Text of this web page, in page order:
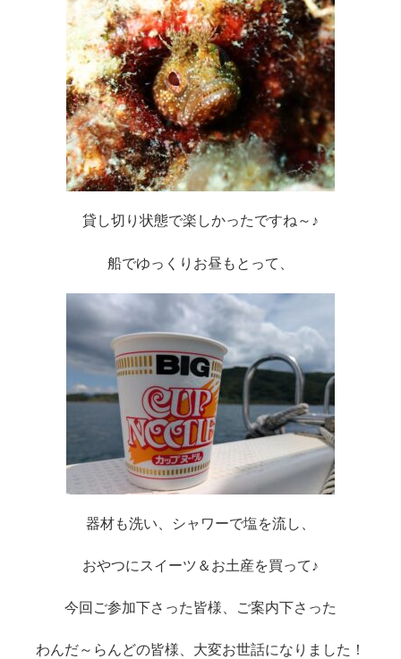
貸し切り状態で楽しかったですね～♪
船でゆっくりお昼もとって、
器材も洗い、シャワーで塩を流し、
おやつにスイーツ＆お土産を買って♪
今回ご参加下さった皆様、ご案内下さった
わんだ～らんどの皆様、大変お世話になりました！